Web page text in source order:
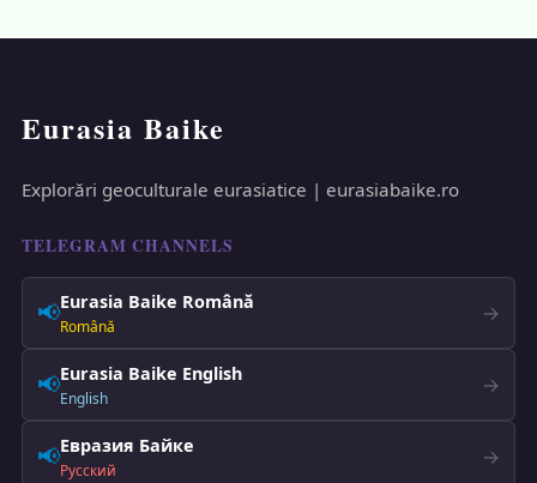
Eurasia Baike
Explorări geoculturale eurasiatice | eurasiabaike.ro
TELEGRAM CHANNELS
📢Eurasia Baike Română
Română
→
📢Eurasia Baike English
English
→
📢Евразия Байке
Русский
→